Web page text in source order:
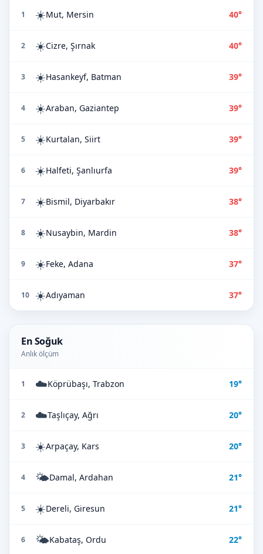
1 ☀️Mut, Mersin 40°
2 ☀️Cizre, Şırnak 40°
3 ☀️Hasankeyf, Batman 39°
4 ☀️Araban, Gaziantep 39°
5 ☀️Kurtalan, Siirt 39°
6 ☀️Halfeti, Şanlıurfa 39°
7 ☀️Bismil, Diyarbakır 38°
8 ☀️Nusaybin, Mardin 38°
9 ☀️Feke, Adana 37°
10 ☀️Adıyaman 37°
En Soğuk
Anlık ölçüm
1 ☁️Köprübaşı, Trabzon 19°
2 ☁️Taşlıçay, Ağrı 20°
3 ☀️Arpaçay, Kars 20°
4 🌤️Damal, Ardahan 21°
5 ☀️Dereli, Giresun 21°
6 🌤️Kabataş, Ordu 22°